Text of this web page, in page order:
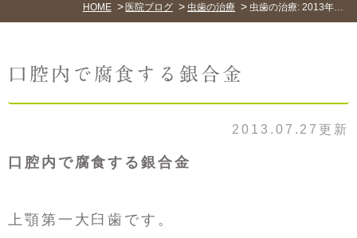
HOME 医院ブログ 虫歯の治療
口腔内で腐食する銀合金
2013.07.27更新
口腔内で腐食する銀合金
上顎第一大臼歯です。